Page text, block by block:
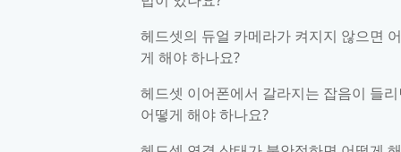
헤드셋의 듀얼 카메라가 켜지지 않으면
게 해야 하나요?
헤드셋 이어폰에서 갈라지는 잡음이 들리
어떻게 해야 하나요?